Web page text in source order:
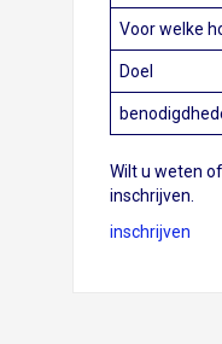
Voor welke
Doel
Wilt u weten
inschrijven.
inschrijven